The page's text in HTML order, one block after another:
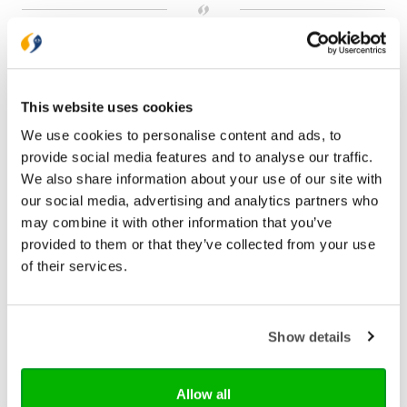
This website uses cookies
We use cookies to personalise content and ads, to
provide social media features and to analyse our traffic.
We also share information about your use of our site with
our social media, advertising and analytics partners who
may combine it with other information that you’ve
provided to them or that they’ve collected from your use
of their services.
Show details
Allow all
Bezorging binnen 1–2 werkdagen
Bekijk ook eens